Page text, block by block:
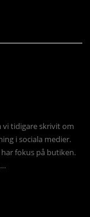
vi tidigare skrivit om
i sociala medier.
fokus på butiken.